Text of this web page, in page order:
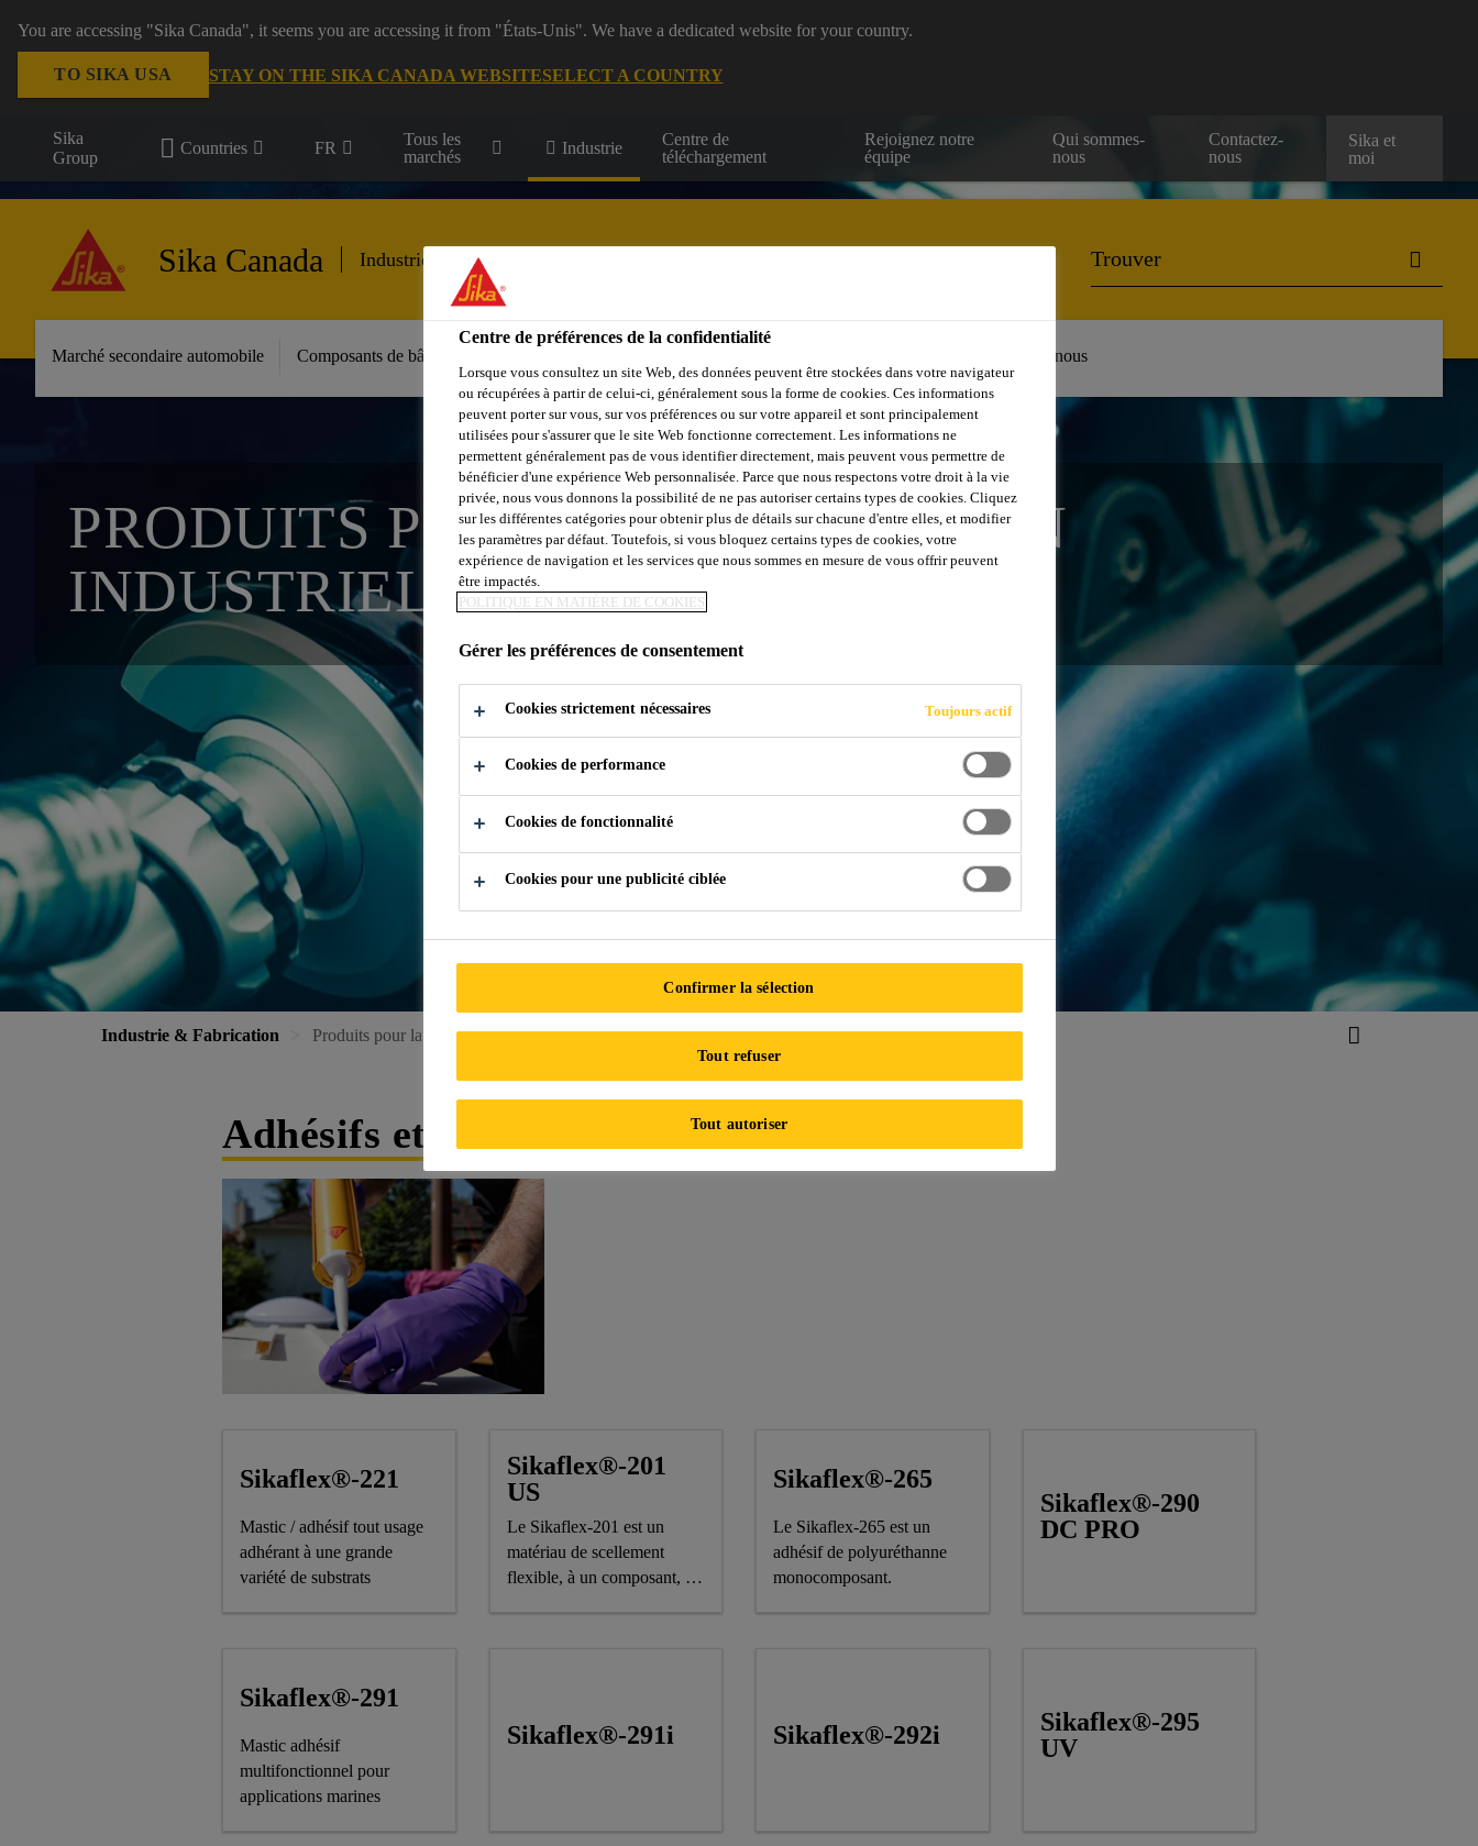
You are accessing "Sika Canada", it seems you are accessing it from "États-Unis". We have a dedicated website for your country.
TO SIKA USA STAY ON THE SIKA CANADA WEBSITESELECT A COUNTRY
Sika
Group
Countries FR
Tous les
marchés
Industrie
Centre de
téléchargement
Rejoignez notre
équipe
Qui sommes-
nous
Contactez-
nous
Sika et
moi
Sika Canada Industrie marchés
Marché secondaire automobile Composants de bâtiments Contactez-nous
PRODUITS POUR LA FABRICATION
INDUSTRIELLE
Industrie & Fabrication Produits pour la fabrication industrielle
Adhésifs et mastics
Sikaflex®-221
Mastic / adhésif tout usage
adhérant à une grande
variété de substrats
Sikaflex®-201
US
Le Sikaflex-201 est un
matériau de scellement
flexible, à un composant, à
Sikaflex®-265
Le Sikaflex-265 est un
adhésif de polyuréthanne
monocomposant.
Sikaflex®-290
DC PRO
Sikaflex®-291
Mastic adhésif
multifonctionnel pour
applications marines
Sikaflex®-291i Sikaflex®-292i
Sikaflex®-295
UV
Centre de préférences de la confidentialité
Lorsque vous consultez un site Web, des données peuvent être stockées dans votre navigateur
ou récupérées à partir de celui-ci, généralement sous la forme de cookies. Ces informations
peuvent porter sur vous, sur vos préférences ou sur votre appareil et sont principalement
utilisées pour s'assurer que le site Web fonctionne correctement. Les informations ne
permettent généralement pas de vous identifier directement, mais peuvent vous permettre de
bénéficier d'une expérience Web personnalisée. Parce que nous respectons votre droit à la vie
privée, nous vous donnons la possibilité de ne pas autoriser certains types de cookies. Cliquez
sur les différentes catégories pour obtenir plus de détails sur chacune d'entre elles, et modifier
les paramètres par défaut. Toutefois, si vous bloquez certains types de cookies, votre
expérience de navigation et les services que nous sommes en mesure de vous offrir peuvent
être impactés.
POLITIQUE EN MATIÈRE DE COOKIES
Gérer les préférences de consentement
Cookies strictement nécessaires Toujours actif
Cookies de performance
Cookies de fonctionnalité
Cookies pour une publicité ciblée
Confirmer la sélection
Tout refuser
Tout autoriser